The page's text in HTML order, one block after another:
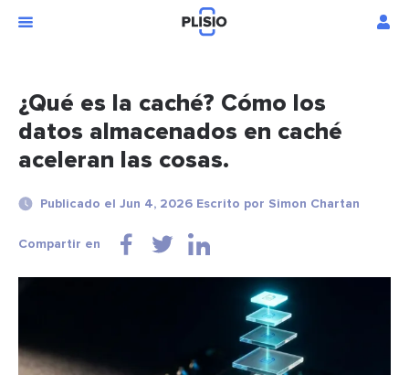
¿Qué es la caché? Cómo los
datos almacenados en caché
aceleran las cosas.
Publicado el Jun 4, 2026 Escrito por Simon Chartan
Compartir en